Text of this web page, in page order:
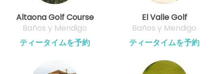
Altaona Golf Course
Baños y Mendigo
ティータイムを予約
El Valle Golf
Baños y Mendigo
ティータイムを予約